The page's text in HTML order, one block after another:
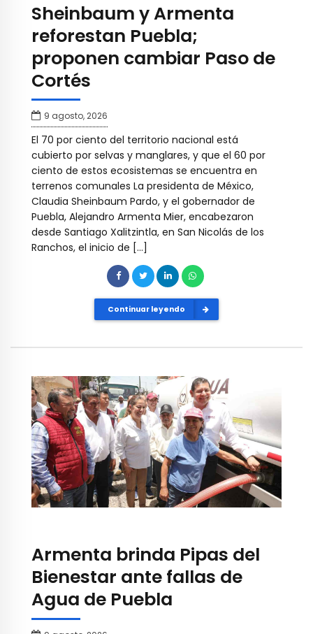
Sheinbaum y Armenta
reforestan Puebla;
proponen cambiar Paso de
Cortés
9 agosto, 2026
El 70 por ciento del territorio nacional está
cubierto por selvas y manglares, y que el 60 por
ciento de estos ecosistemas se encuentra en
terrenos comunales La presidenta de México,
Claudia Sheinbaum Pardo, y el gobernador de
Puebla, Alejandro Armenta Mier, encabezaron
desde Santiago Xalitzintla, en San Nicolás de los
Ranchos, el inicio de […]
Continuar leyendo
Armenta brinda Pipas del
Bienestar ante fallas de
Agua de Puebla